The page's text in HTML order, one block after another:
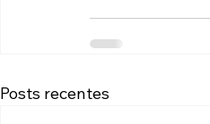
Posts recentes